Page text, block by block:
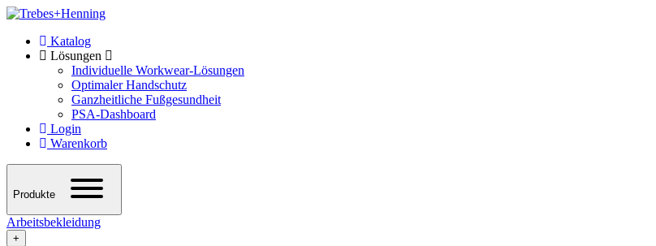
Katalog
Lösungen
Individuelle Workwear-Lösungen
Optimaler Handschutz
Ganzheitliche Fußgesundheit
PSA-Dashboard
Login
Warenkorb
Produkte
Arbeitsbekleidung
+